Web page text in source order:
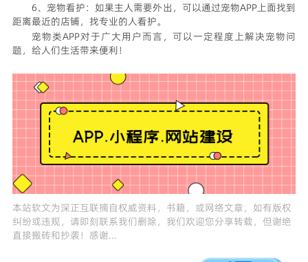
6、宠物看护：如果主人需要外出，可以通过宠物APP上面找到
距离最近的店铺，找专业的人看护。
宠物类APP对于广大用户而言，可以一定程度上解决宠物问
题，给人们生活带来便利！
本站软文为深正互联摘自权威资料，书籍，或网络文章，如有版权
纠纷或违规，请即刻联系我们删除，我们欢迎您分享转载，但谢绝
直接搬砖和抄袭！感谢...